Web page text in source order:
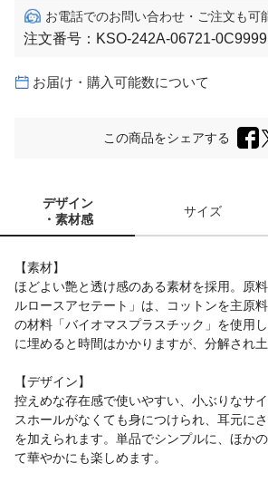
お電話でのお問い合わせ・ご注文も可
注文番号： KSO-242A-06721-0C9999
お届け・購入可能数について
この商品をシェアする
デザイン
・素材感
サイズ
【素材】
ほどよい艶と透け感のある素材を採用。原
ルロースアセテート」は、コットンを主原
の材料「バイオマスプラスチック」を使用
に埋めると時間はかかりますが、分解され土
【デザイン】
控えめな存在感で使いやすい、小ぶりなサ
スホールがなくても身につけられ、耳元に
を加えられます。単品でシンプルに、ほか
て華やかにも楽しめます。